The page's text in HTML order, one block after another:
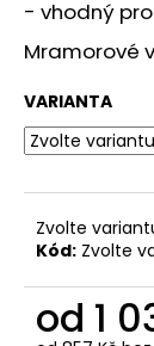
- vhodný
Mramorové
VARIANTA
Zvolte
Kód: Zvolte
od 1
D
p
o
č
u